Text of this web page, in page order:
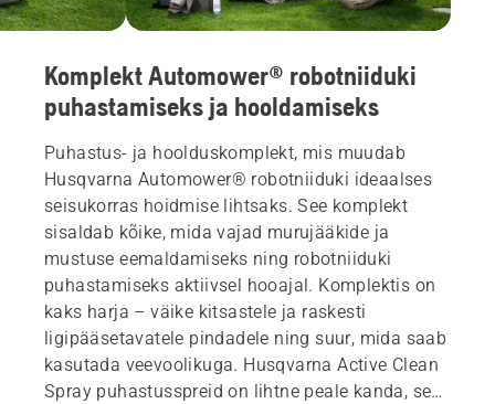
Komplekt Automower® robotniiduki
puhastamiseks ja hooldamiseks
Puhastus- ja hoolduskomplekt, mis muudab
Husqvarna Automower® robotniiduki ideaalses
seisukorras hoidmise lihtsaks. See komplekt
sisaldab kõike, mida vajad murujääkide ja
mustuse eemaldamiseks ning robotniiduki
puhastamiseks aktiivsel hooajal. Komplektis on
kaks harja – väike kitsastele ja raskesti
ligipääsetavatele pindadele ning suur, mida saab
kasutada veevoolikuga. Husqvarna Active Clean
Spray puhastusspreid on lihtne peale kanda, see